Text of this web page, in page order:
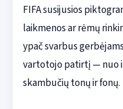
FIFA susijusios
laikmenos ar rėmų
ypač svarbus
vartotojo patirtį — nuo
skambučių tonų ir fonų.